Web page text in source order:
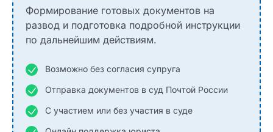
Формирование готовых документов на
развод и подготовка подробной инструкции
по дальнейшим действиям.
Возможно без согласия супруга
Отправка документов в суд Почтой России
С участием или без участия в суде